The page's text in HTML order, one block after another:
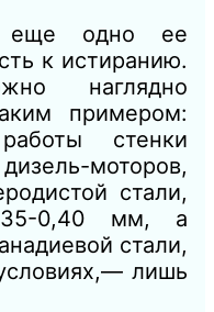
еще одно ее
к истиранию.
наглядно
примером:
стенки
моторов,
стали,
0,40 мм, а
стали,
лишь